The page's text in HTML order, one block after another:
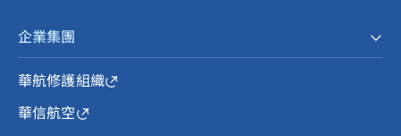
企業集團
華航修護組織
華信航空